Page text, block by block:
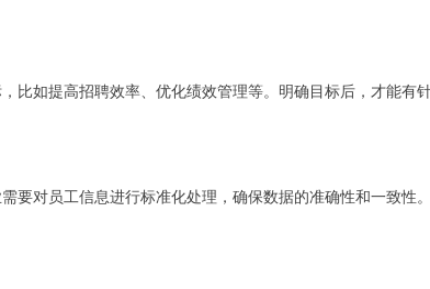
比如提高招聘效率、优化绩效管理等。明确目标后，才能有
要对员工信息进行标准化处理，确保数据的准确性和一致性